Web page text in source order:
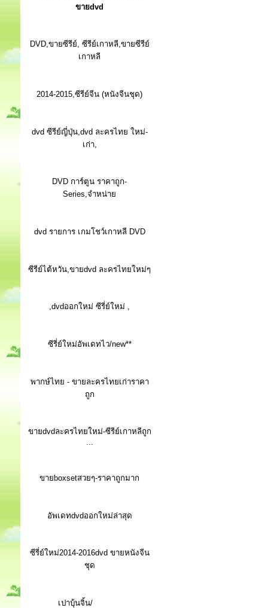
ขายdvd
DVD,ขายซีรีย์, ซีรีย์เกาหลี,ขายซีรีย์
เกาหลี
2014-2015,ซีรีย์จีน (หนังจีนชุด)
dvd ซีรีย์ญี่ปุ่น,dvd ละครไทย ใหม่-
เก่า,
DVD การ์ตูน ราคาถูก-
Series,จำหน่าย
dvd รายการ เกมโชว์เกาหลี DVD
ซีรีย์ไต้หวัน,ขายdvd ละครไทยใหม่ๆ
,dvdออกใหม่ ซีรี่ย์ใหม่ ,
ซีรี่ย์ใหม่อัพเดทไว/new**
พากษ์ไทย - ขายละครไทยเก่าราคา
ถูก
ขายdvdละครไทยใหม่-ซีรีย์เกาหลีถูก
...
ขายboxsetสวยๆ-ราคาถูกมาก
อัพเดทdvdออกใหม่ล่าสุด
ซีรี่ย์ใหม่2014-2016dvd ขายหนังจีน
ชุด
เปาบุ้นจิ้น/